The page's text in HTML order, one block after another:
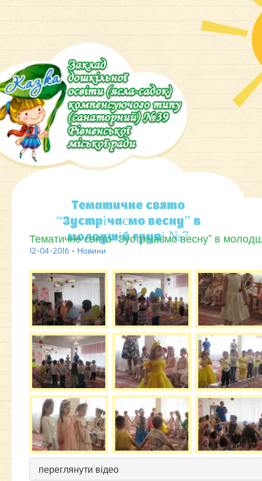
Тематичне свято
“Зустрічаємо весну” в
молодшій групі №7
Тематичне свято “Зустрічаємо весну” в
12-04-2016 - Новини
переглянути відео